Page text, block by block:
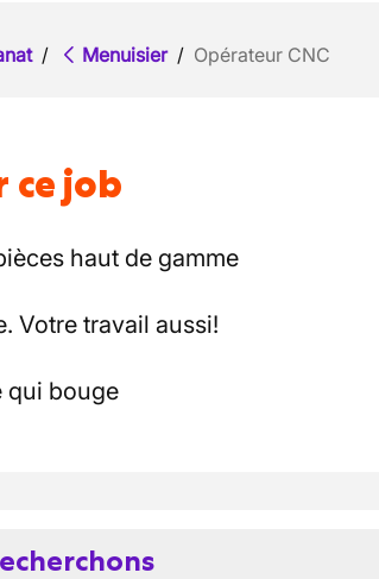
/ Menuisier / Opérateur CNC
ce job
haut de gamme
Votre travail aussi!
qui bouge